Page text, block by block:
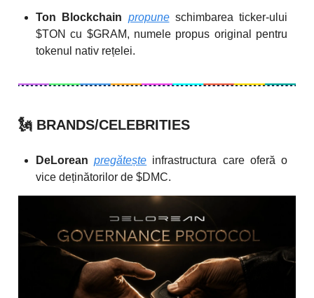
Ton Blockchain propuneschimbarea ticker-ului
$TON cu $GRAM, numele propus original pentru
tokenul nativ rețelei.
🗽 BRANDS/CELEBRITIES
DeLorean pregătește infrastructura care oferă o
vice deținătorilor de $DMC.